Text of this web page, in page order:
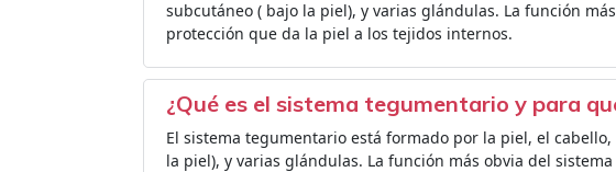
subcutáneo ( bajo la piel), y varias glándulas. La función
protección que da la piel a los tejidos internos.
¿Qué es el sistema tegumentario y para
El sistema tegumentario está formado por la piel, el
la piel), y varias glándulas. La función más obvia del